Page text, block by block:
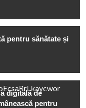
pentru sănătate și
digitală de
pentru